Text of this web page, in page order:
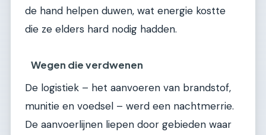
de hand helpen duwen, wat energie kostte
die ze elders hard nodig hadden.
Wegen die verdwenen
De logistiek – het aanvoeren van brandstof,
munitie en voedsel – werd een nachtmerrie.
De aanvoerlijnen liepen door gebieden waar